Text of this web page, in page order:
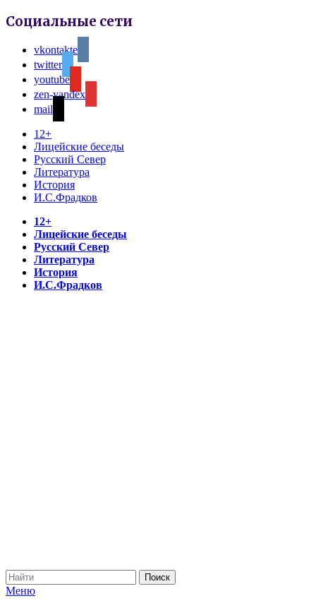
Социальные сети
vkontakte
twitter
youtube
zen-yandex
mail
12+
Лицейские беседы
Русский Север
Литература
История
И.С.Фрадков
12+
Лицейские беседы
Русский Север
Литература
История
И.С.Фрадков
Меню